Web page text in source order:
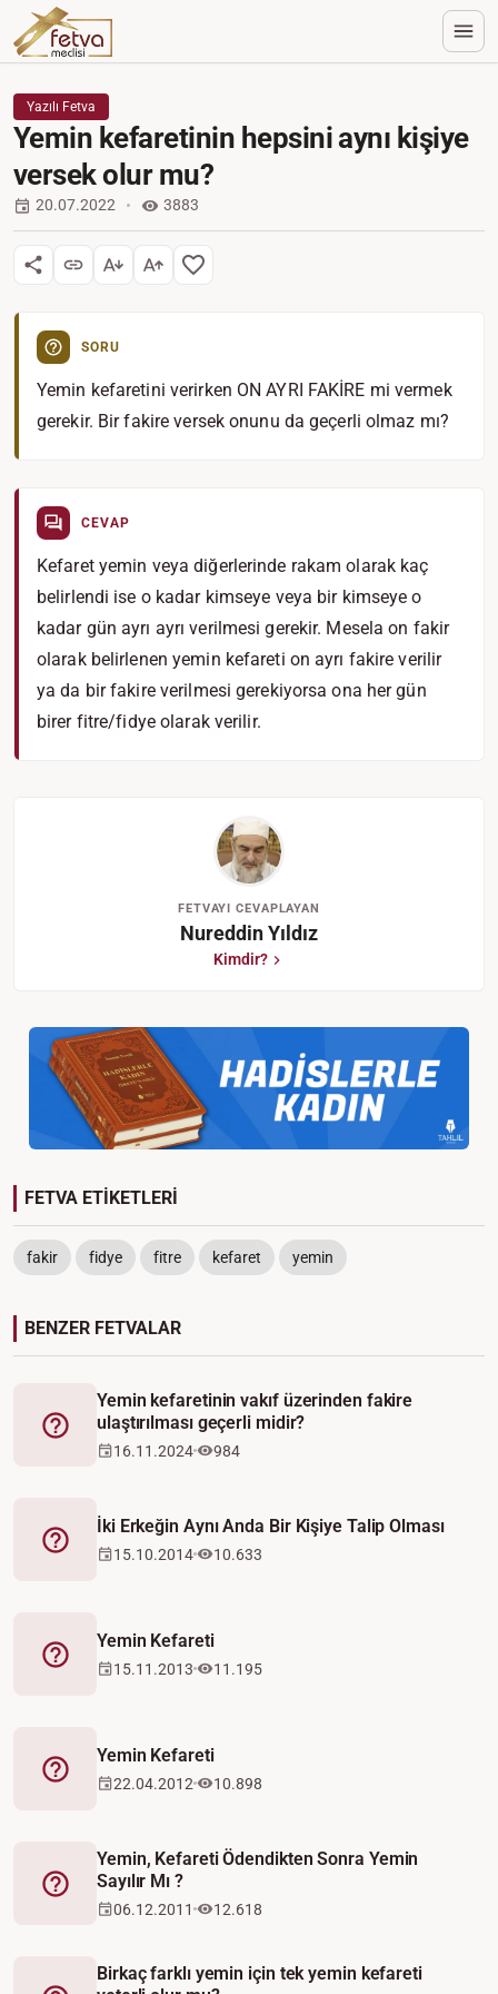
Yazılı Fetva
Yemin kefaretinin hepsini aynı kişiye
versek olur mu?
20.07.2022 3883
SORU
Yemin kefaretini verirken ON AYRI FAKİRE mi vermek
gerekir. Bir fakire versek onunu da geçerli olmaz mı?
CEVAP
Kefaret yemin veya diğerlerinde rakam olarak kaç
belirlendi ise o kadar kimseye veya bir kimseye o
kadar gün ayrı ayrı verilmesi gerekir. Mesela on fakir
olarak belirlenen yemin kefareti on ayrı fakire verilir
ya da bir fakire verilmesi gerekiyorsa ona her gün
birer fitre/fidye olarak verilir.
FETVAYI CEVAPLAYAN
Nureddin Yıldız
Kimdir?
FETVA ETİKETLERİ
fakir fidye fitre kefaret yemin
BENZER FETVALAR
Fetva
Yemin kefaretinin vakıf üzerinden fakire
ulaştırılması geçerli midir?
16.11.2024 984
Fetva
İki Erkeğin Aynı Anda Bir Kişiye Talip Olması
15.10.2014 10.633
Fetva
Yemin Kefareti
15.11.2013 11.195
Fetva
Yemin Kefareti
22.04.2012 10.898
Fetva
Yemin, Kefareti Ödendikten Sonra Yemin
Sayılır Mı ?
06.12.2011 12.618
Birkaç farklı yemin için tek yemin kefareti